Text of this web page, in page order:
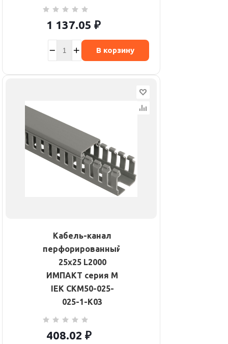
1 137.05 ₽
В корзину
Кабель-канал
перфорированный
25х25 L2000
ИМПАКТ серия М
IEK CKM50-025-
025-1-K03
408.02 ₽